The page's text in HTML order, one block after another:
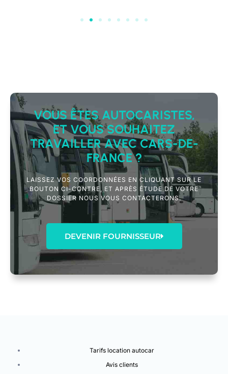
VOUS ÊTES AUTOCARISTES,
ET VOUS SOUHAITEZ
TRAVAILLER AVEC CARS-DE-
FRANCE ?
LAISSEZ VOS COORDONNÉES EN CLIQUANT SUR LE
BOUTON CI-CONTRE, ET APRÈS ÉTUDE DE VOTRE
DOSSIER NOUS VOUS CONTACTERONS.
DEVENIR FOURNISSEUR
Tarifs location autocar
Avis clients